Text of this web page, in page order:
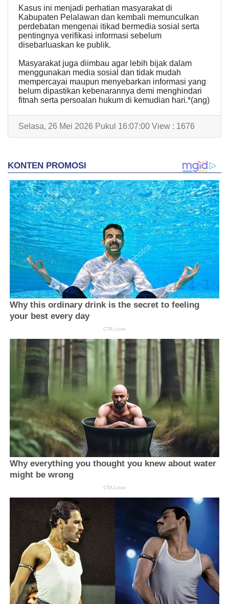
Kasus ini menjadi perhatian masyarakat di
Kabupaten Pelalawan dan kembali memunculkan
perdebatan mengenai itikad bermedia sosial serta
pentingnya verifikasi informasi sebelum
disebarluaskan ke publik.
Masyarakat juga diimbau agar lebih bijak dalam
menggunakan media sosial dan tidak mudah
mempercayai maupun menyebarkan informasi yang
belum dipastikan kebenarannya demi menghindari
fitnah serta persoalan hukum di kemudian hari.*(ang)
Selasa, 26 Mei 2026 Pukul 16:07:00 View : 1676